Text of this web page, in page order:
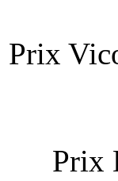
Prix
Prix